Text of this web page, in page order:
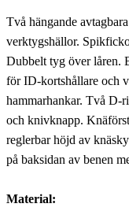
Två hängande
verktygshällor.
Dubbelt tyg över låren.
för ID-kortshållare och
hammarhankar. Två D-
och knivknapp.
reglerbar höjd av
på baksidan av benen
Material: